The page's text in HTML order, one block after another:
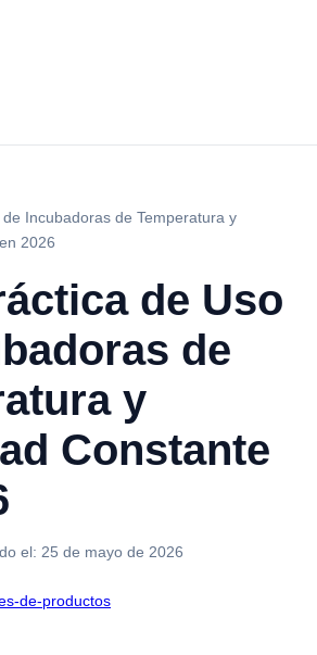
Incubadoras de Temperatura y
2026
de Uso
de
y
Constante
el: 25 de mayo de 2026
de-productos